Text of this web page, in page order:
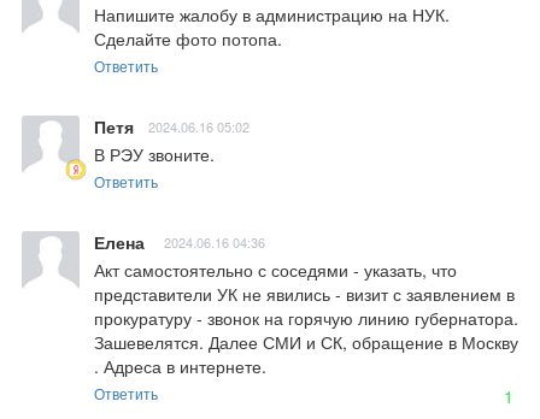
Напишите жалобу в администрацию на НУК.
Сделайте фото потопа.
Ответить
Петя 2024.06.16 05:02
В РЭУ звоните.
Ответить
Елена 2024.06.16 04:36
Акт самостоятельно с соседями - указать, что
представители УК не явились - визит с заявлением в
прокуратуру - звонок на горячую линию губернатора.
Зашевелятся. Далее СМИ и СК, обращение в Москву
. Адреса в интернете.
Ответить 1